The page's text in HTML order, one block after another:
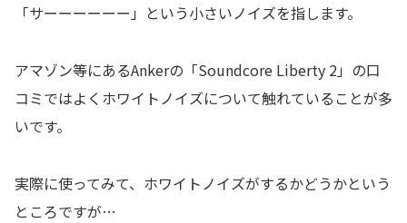
「サーーーーーー」という小さいノイズを指します。
アマゾン等にあるAnkerの「Soundcore Liberty 2」の口
コミではよくホワイトノイズについて触れていることが多
いです。
実際に使ってみて、ホワイトノイズがするかどうかという
ところですが…